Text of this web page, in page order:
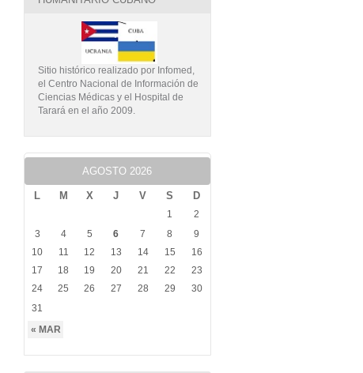
Sitio histórico realizado por Infomed,
el Centro Nacional de Información de
Ciencias Médicas y el Hospital de
Tarará en el año 2009.
AGOSTO 2026
L M X J V S D
« MAR
1
2
3
4 5 6 7 8
9
10
11 12 13 14 15
16
17
18 19 20 21 22
23
24
25 26 27 28 29
30
31